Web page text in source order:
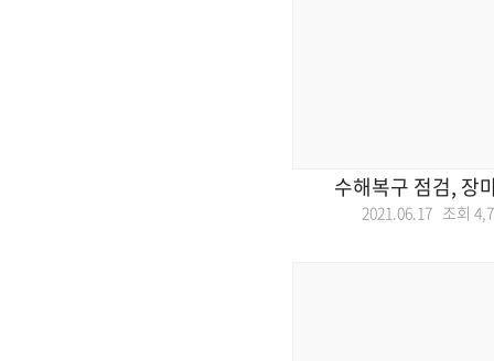
수해복구 점검, 장
2021.06.17 조회